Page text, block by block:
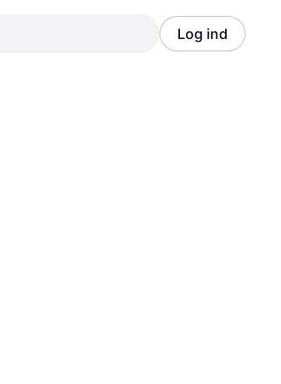
Log ind